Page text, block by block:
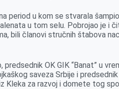
period u kom se stvarala
u tom selu. Pobrojao je i
bili članovi stručnih štabova
OK GIK “Banat” u
saveza Srbije i
Kleka za razvoj i domete tog